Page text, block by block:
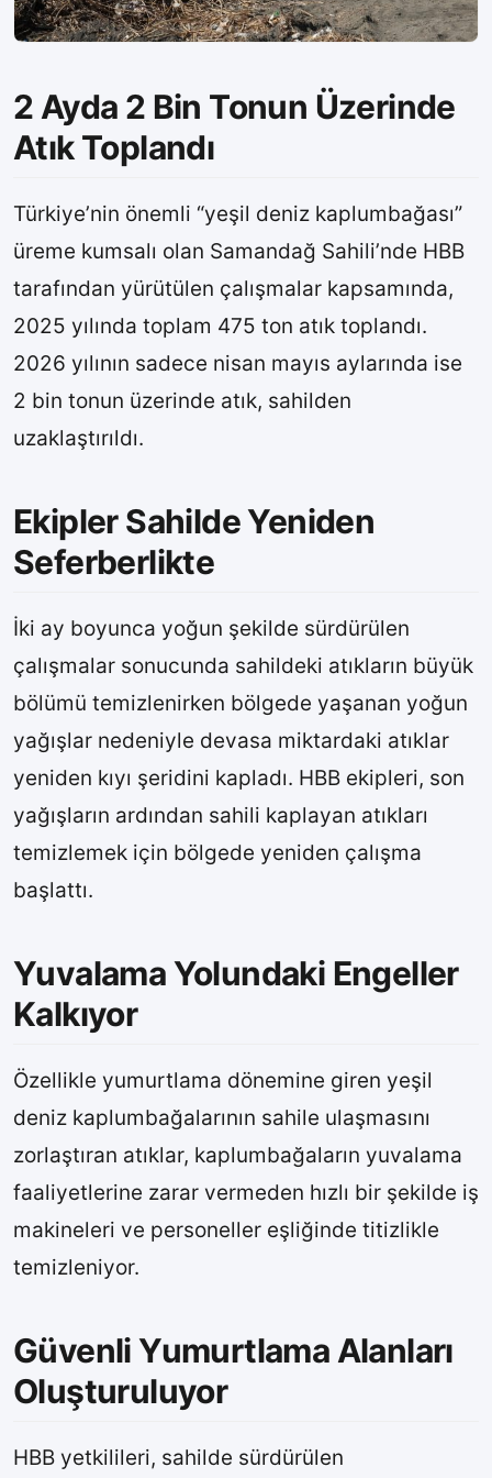
2 Ayda 2 Bin Tonun Üzerinde
Atık Toplandı
Türkiye’nin önemli “yeşil deniz kaplumbağası”
üreme kumsalı olan Samandağ Sahili’nde HBB
tarafından yürütülen çalışmalar kapsamında,
2025 yılında toplam 475 ton atık toplandı.
2026 yılının sadece nisan mayıs aylarında ise
2 bin tonun üzerinde atık, sahilden
uzaklaştırıldı.
Ekipler Sahilde Yeniden
Seferberlikte
İki ay boyunca yoğun şekilde sürdürülen
çalışmalar sonucunda sahildeki atıkların büyük
bölümü temizlenirken bölgede yaşanan yoğun
yağışlar nedeniyle devasa miktardaki atıklar
yeniden kıyı şeridini kapladı. HBB ekipleri, son
yağışların ardından sahili kaplayan atıkları
temizlemek için bölgede yeniden çalışma
başlattı.
Yuvalama Yolundaki Engeller
Kalkıyor
Özellikle yumurtlama dönemine giren yeşil
deniz kaplumbağalarının sahile ulaşmasını
zorlaştıran atıklar, kaplumbağaların yuvalama
faaliyetlerine zarar vermeden hızlı bir şekilde iş
makineleri ve personeller eşliğinde titizlikle
temizleniyor.
Güvenli Yumurtlama Alanları
Oluşturuluyor
HBB yetkilileri, sahilde sürdürülen